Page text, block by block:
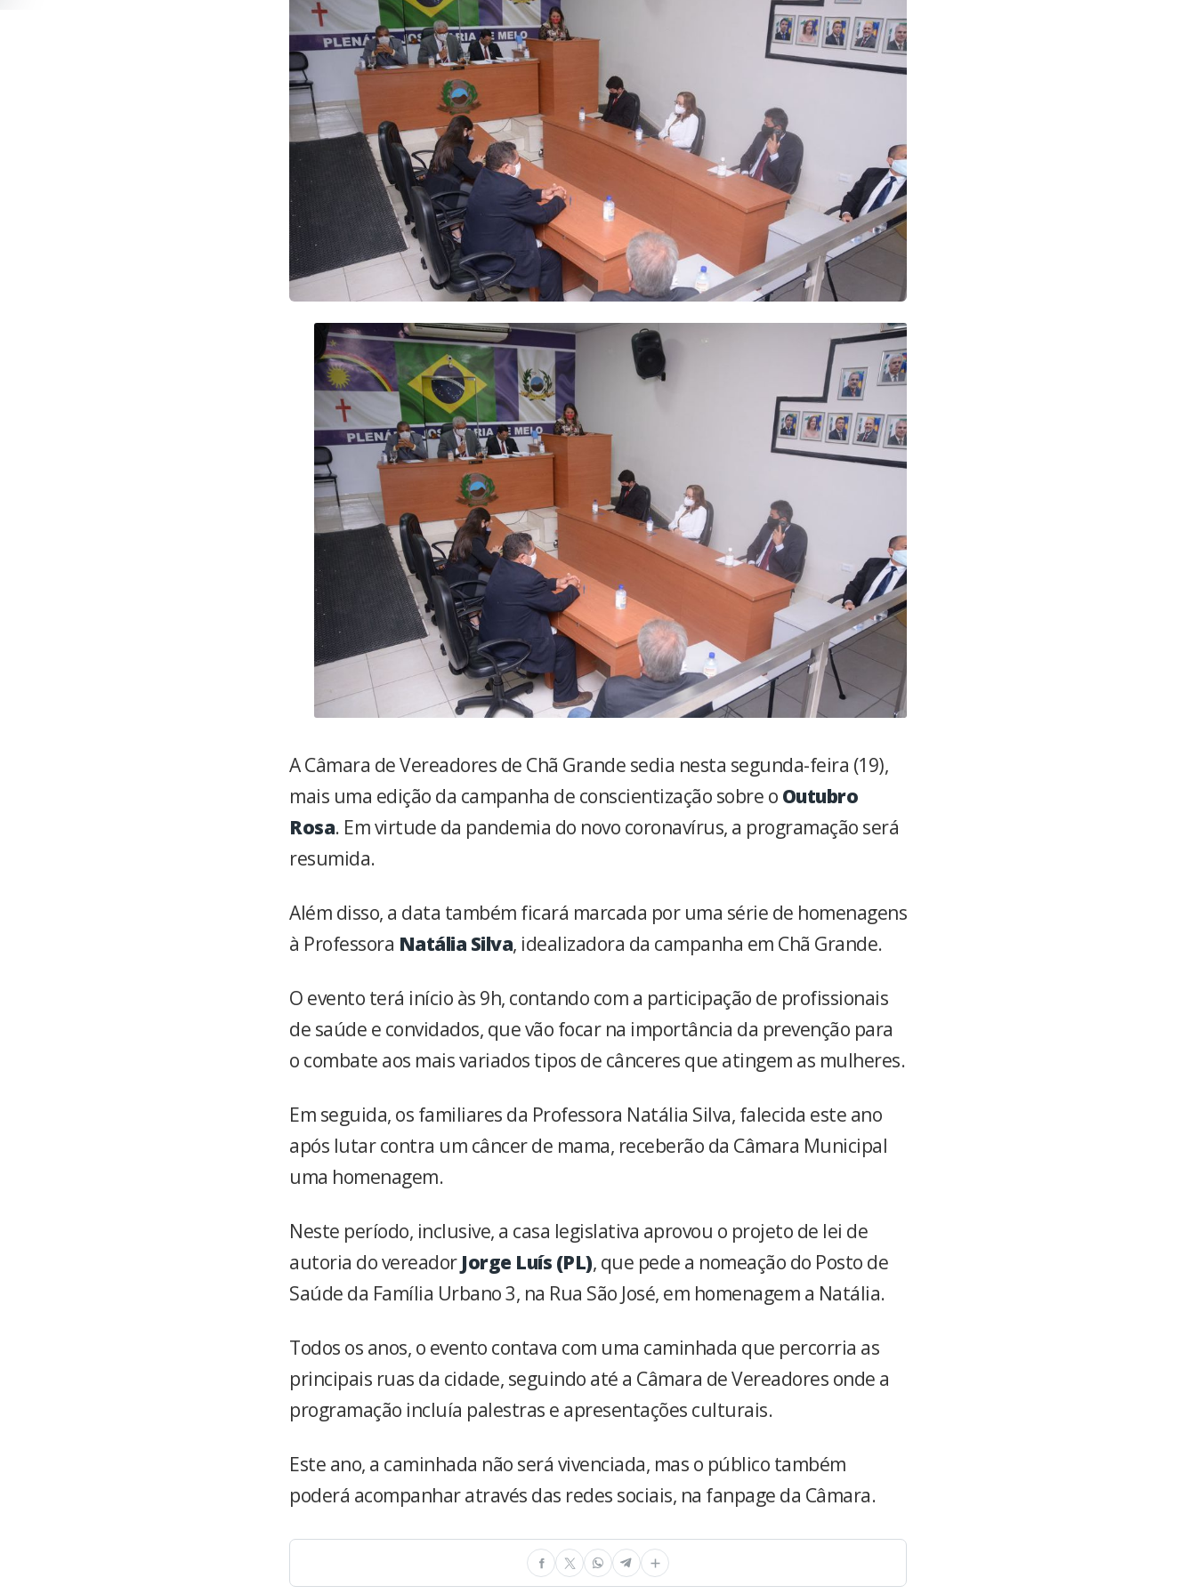
A Câmara de Vereadores de Chã Grande sedia nesta segunda-feira (19),
mais uma edição da campanha de conscientização sobre o Outubro
Rosa. Em virtude da pandemia do novo coronavírus, a programação será
resumida.
Além disso, a data também ficará marcada por uma série de homenagens
à Professora Natália Silva, idealizadora da campanha em Chã Grande.
O evento terá início às 9h, contando com a participação de profissionais
de saúde e convidados, que vão focar na importância da prevenção para
o combate aos mais variados tipos de cânceres que atingem as mulheres.
Em seguida, os familiares da Professora Natália Silva, falecida este ano
após lutar contra um câncer de mama, receberão da Câmara Municipal
uma homenagem.
Neste período, inclusive, a casa legislativa aprovou o projeto de lei de
autoria do vereador Jorge Luís (PL), que pede a nomeação do Posto de
Saúde da Família Urbano 3, na Rua São José, em homenagem a Natália.
Todos os anos, o evento contava com uma caminhada que percorria as
principais ruas da cidade, seguindo até a Câmara de Vereadores onde a
programação incluía palestras e apresentações culturais.
Este ano, a caminhada não será vivenciada, mas o público também
poderá acompanhar através das redes sociais, na fanpage da Câmara.